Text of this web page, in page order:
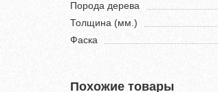
Порода дерева
Толщина (мм.)
Фаска
Похожие товары